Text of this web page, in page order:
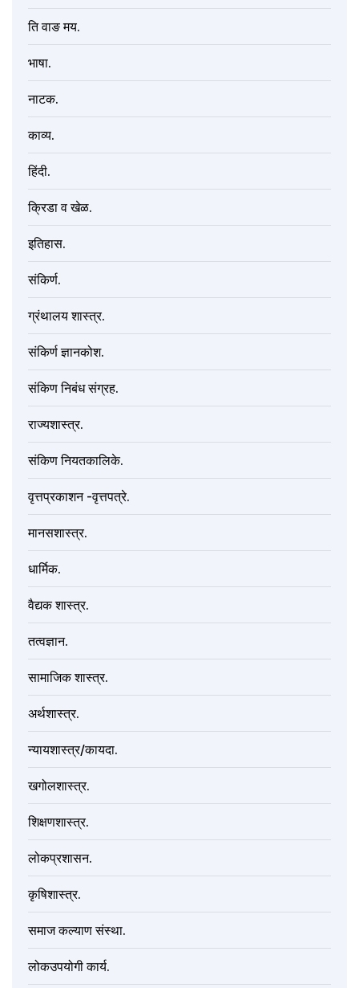
ति वाङ मय.
भाषा.
नाटक.
काव्य.
हिंदी.
क्रिडा व खेळ.
इतिहास.
संकिर्ण.
ग्रंथालय शास्त्र.
संकिर्ण ज्ञानकोश.
संकिण निबंध संग्रह.
राज्यशास्त्र.
संकिण नियतकालिके.
वृत्तप्रकाशन -वृत्तपत्रे.
मानसशास्त्र.
धार्मिक.
वैद्यक शास्त्र.
तत्वज्ञान.
सामाजिक शास्त्र.
अर्थशास्त्र.
न्यायशास्त्र/कायदा.
खगोलशास्त्र.
शिक्षणशास्त्र.
लोकप्रशासन.
कृषिशास्त्र.
समाज कल्याण संस्था.
लोकउपयोगी कार्य.